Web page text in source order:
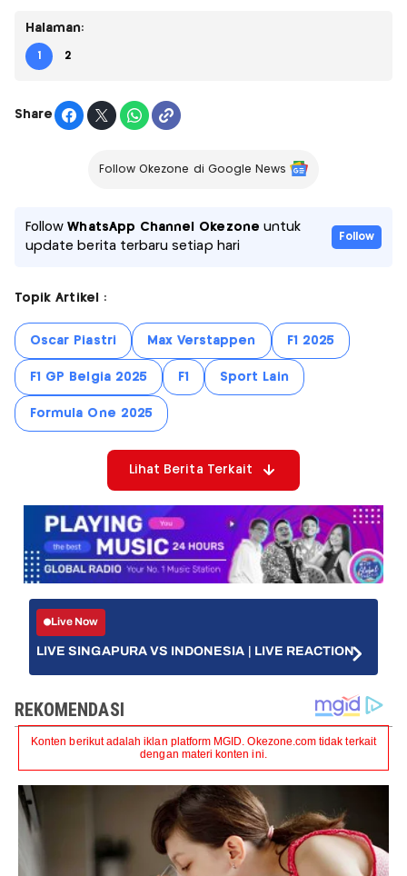
Halaman:
1 2
Share
Follow Okezone di Google News
FollowWhatsApp Channel Okezone untuk
update berita terbaru setiap hari
Follow
Topik Artikel :
Oscar Piastri Max Verstappen F1 2025
F1 GP Belgia 2025 F1 Sport Lain
Formula One 2025
Lihat Berita Terkait
Live Now
LIVE SINGAPURA VS INDONESIA | LIVE REACTION